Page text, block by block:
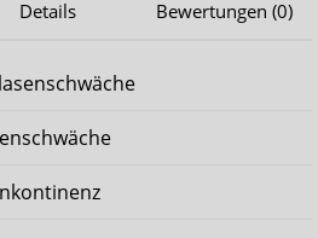
Details Bewertungen (0)